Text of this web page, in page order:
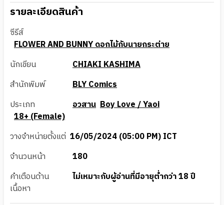
รายละเอียดสินค้า
ซีรีส์
FLOWER AND BUNNY ดอกไม้กับนายกระต่าย
นักเขียน
CHIAKI KASHIMA
สำนักพิมพ์
BLY Comics
ประเภท
อวสาน Boy Love / Yaoi
18+ (Female)
วางจำหน่ายตั้งแต่ 16/05/2024 (05:00 PM) ICT
จำนวนหน้า
180
คำเตือนด้าน
เนื้อหา
ไม่เหมาะกับผู้อ่านที่มีอายุต่ำกว่า 18 ปี